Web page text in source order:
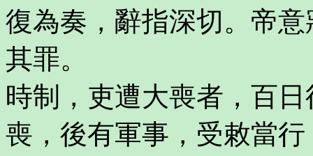
復為奏，辭指深切。帝
其罪。
時制，吏遭大喪者，百
喪，後有軍事，受敕當